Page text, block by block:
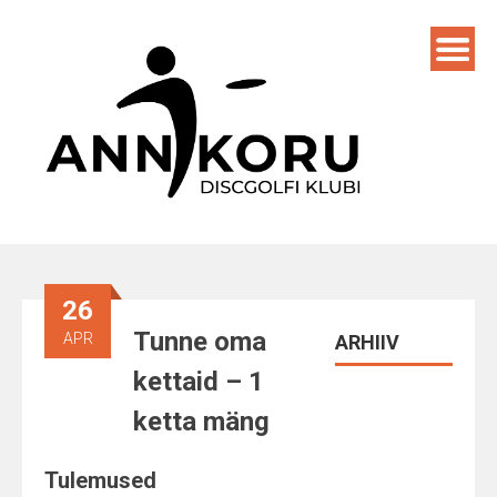
26
APR
Tunne oma
kettaid – 1
ketta mäng
Tulemused
ARHIIV